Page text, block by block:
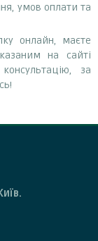
умов оплати та
онлайн, маєте
на сайті
за